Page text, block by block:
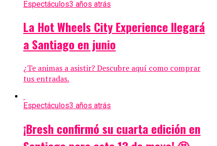
Espectáculos3 años atrás
La Hot Wheels City Experience llegará
a Santiago en junio
¿Te animas a asistir? Descubre aquí como comprar
tus entradas.
Espectáculos3 años atrás
¡Bresh confirmó su cuarta edición en